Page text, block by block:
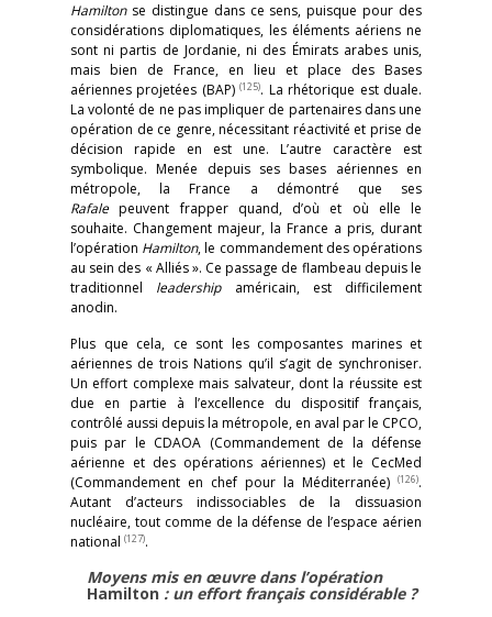
Hamilton se distingue dans ce sens, puisque pour des
considérations diplomatiques, les éléments aériens ne
sont ni partis de Jordanie, ni des Émirats arabes unis,
mais bien de France, en lieu et place des Bases
aériennes projetées (BAP)(125). La rhétorique est duale.
La volonté de ne pas impliquer de partenaires dans une
opération de ce genre, nécessitant réactivité et prise de
décision rapide en est une. L’autre caractère est
symbolique. Menée depuis ses bases aériennes en
métropole, la France a démontré que ses
Rafalepeuvent frapper quand, d’où et où elle le
souhaite. Changement majeur, la France a pris, durant
l’opération Hamilton, le commandement des opérations
au sein des « Alliés ». Ce passage de flambeau depuis le
traditionnel leadershipaméricain, est difficilement
anodin.
Plus que cela, ce sont les composantes marines et
aériennes de trois Nations qu’il s’agit de synchroniser.
Un effort complexe mais salvateur, dont la réussite est
due en partie à l’excellence du dispositif français,
contrôlé aussi depuis la métropole, en aval par le CPCO,
puis par le CDAOA (Commandement de la défense
aérienne et des opérations aériennes) et le CecMed
(Commandement en chef pour la Méditerranée) (126).
Autant d’acteurs indissociables de la dissuasion
nucléaire, tout comme de la défense de l’espace aérien
national (127).
Moyens mis en œuvre dans l’opération
Hamilton : un effort français considérable ?